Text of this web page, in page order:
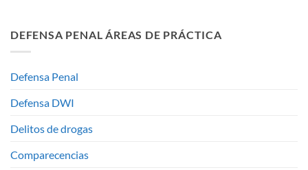
DEFENSA PENAL ÁREAS DE PRÁCTICA
Defensa Penal
Defensa DWI
Delitos de drogas
Comparecencias